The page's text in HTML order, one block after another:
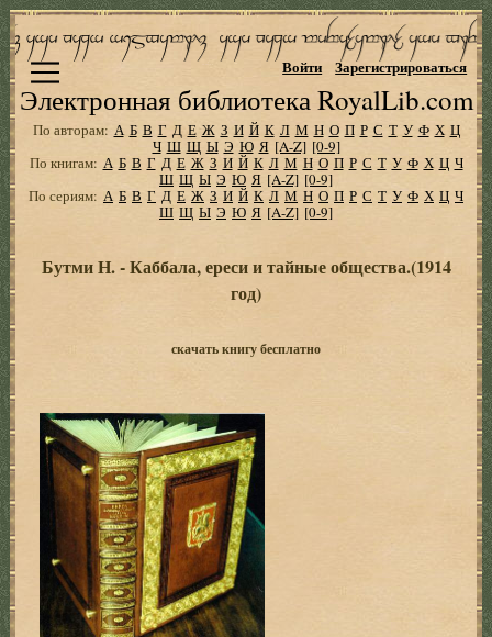
Электронная библиотека RoyalLib.com
Войти Зарегистрироваться
По авторам: А Б В Г Д Е Ж З И Й К Л М Н О П Р С Т У Ф Х Ц
Ч Ш Щ Ы Э Ю Я [A-Z] [0-9]
По книгам: А Б В Г Д Е Ж З И Й К Л М Н О П Р С Т У Ф Х Ц Ч
Ш Щ Ы Э Ю Я [A-Z] [0-9]
По сериям: А Б В Г Д Е Ж З И Й К Л М Н О П Р С Т У Ф Х Ц Ч
Ш Щ Ы Э Ю Я [A-Z] [0-9]
Бутми Н. - Каббала, ереси и тайные общества.(1914
год)
скачать книгу бесплатно